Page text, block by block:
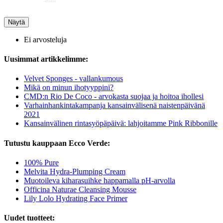
Näytä
Ei arvosteluja
Uusimmat artikkelimme:
Velvet Sponges - vallankumous
Mikä on minun ihotyyppini?
CMD:n Rio De Coco - arvokasta suojaa ja hoitoa ihollesi
Varhainhankintakampanja kansainvälisenä naistenpäivänä
2021
Kansainvälinen rintasyöpäpäivä: lahjoitamme Pink Ribbonille
Tutustu kauppaan Ecco Verde:
100% Pure
Melvita Hydra-Plumping Cream
Muotoileva kiharasuihke happamalla pH-arvolla
Officina Naturae Cleansing Mousse
Lily Lolo Hydrating Face Primer
Uudet tuotteet: